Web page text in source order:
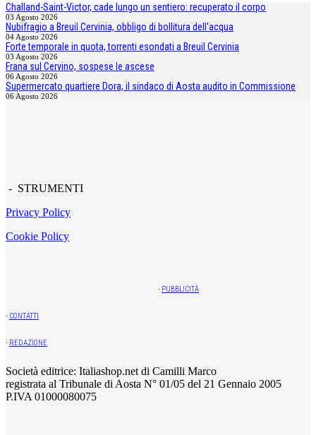
Challand-Saint-Victor, cade lungo un sentiero: recuperato il corpo
03 Agosto 2026
Nubifragio a Breuil Cervinia, obbligo di bollitura dell'acqua
04 Agosto 2026
Forte temporale in quota, torrenti esondati a Breuil Cervinia
03 Agosto 2026
Frana sul Cervino, sospese le ascese
06 Agosto 2026
Supermercato quartiere Dora, il sindaco di Aosta audito in Commissione
06 Agosto 2026
- STRUMENTI
Privacy Policy
Cookie Policy
- PUBBLICITÀ
- CONTATTI
- REDAZIONE
Società editrice: Italiashop.net di Camilli Marco
registrata al Tribunale di Aosta N° 01/05 del 21 Gennaio 2005
P.IVA 01000080075